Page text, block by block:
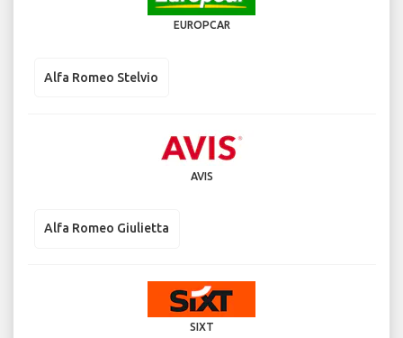
EUROPCAR
Alfa Romeo Stelvio
AVIS
Alfa Romeo Giulietta
SIXT